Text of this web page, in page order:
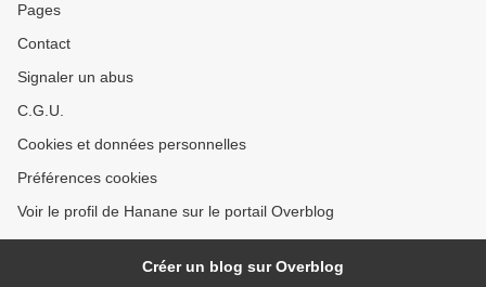
Pages
Contact
Signaler un abus
C.G.U.
Cookies et données personnelles
Préférences cookies
Voir le profil de Hanane sur le portail Overblog
Créer un blog sur Overblog